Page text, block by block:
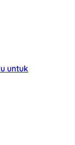
untuk